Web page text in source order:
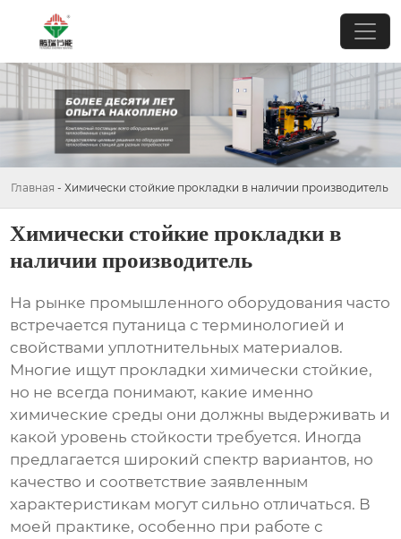
Главная - Химически стойкие прокладки в наличии производитель
Химически стойкие прокладки в
наличии производитель
На рынке промышленного оборудования часто
встречается путаница с терминологией и
свойствами уплотнительных материалов.
Многие ищут прокладки химически стойкие,
но не всегда понимают, какие именно
химические среды они должны выдерживать и
какой уровень стойкости требуется. Иногда
предлагается широкий спектр вариантов, но
качество и соответствие заявленным
характеристикам могут сильно отличаться. В
моей практике, особенно при работе с